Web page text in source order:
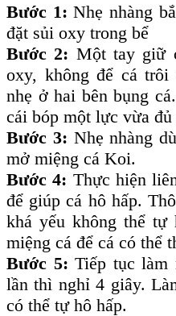
Bước 1:Nhẹ nhàng
đặt sủi oxy trong bể
Bước 2: Một tay giữ
oxy, không để cá
nhẹ ở hai bên bụng
cái bóp một lực vừa
Bước 3: Nhẹ nhàng
mở miệng cá Koi.
Bước 4: Thực hiện
để giúp cá hô hấp.
khá yếu không thể tự
miệng cá để cá có thể
Bước 5: Tiếp tục làm
lần thì nghỉ 4 giây.
có thể tự hô hấp.